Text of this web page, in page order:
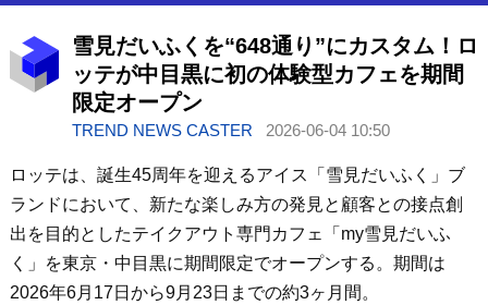
雪見だいふくを“648通り”にカスタム！ロ
ッテが中目黒に初の体験型カフェを期間
限定オープン
TREND NEWS CASTER 2026-06-04 10:50
ロッテは、誕生45周年を迎えるアイス「雪見だいふく」ブ
ランドにおいて、新たな楽しみ方の発見と顧客との接点創
出を目的としたテイクアウト専門カフェ「my雪見だいふ
く」を東京・中目黒に期間限定でオープンする。期間は
2026年6月17日から9月23日までの約3ヶ月間。